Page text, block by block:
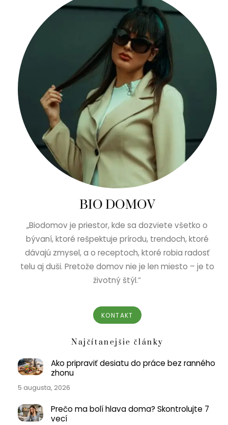
BIO DOMOV
„Biodomov je priestor, kde sa dozviete všetko o
bývaní, ktoré rešpektuje prírodu, trendoch, ktoré
dávajú zmysel, a o receptoch, ktoré robia radosť
telu aj duši. Pretože domov nie je len miesto – je to
životný štýl.“
KONTAKT
Najčítanejšie články
Ako pripraviť desiatu do práce bez ranného
zhonu
5 augusta, 2026
Prečo ma bolí hlava doma? Skontrolujte 7
vecí